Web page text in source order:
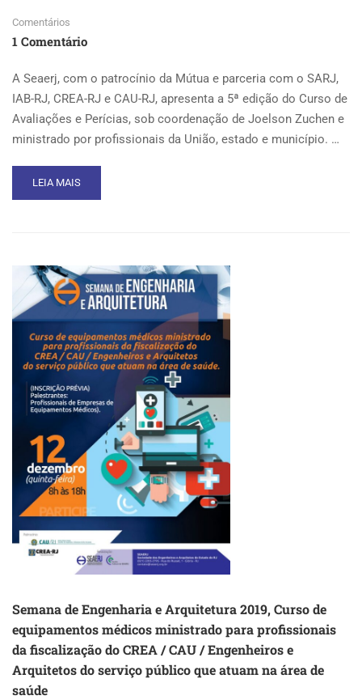
Comentários
1 Comentário
A Seaerj, com o patrocínio da Mútua e parceria com o SARJ,
IAB-RJ, CREA-RJ e CAU-RJ, apresenta a 5ª edição do Curso de
Avaliações e Perícias, sob coordenação de Joelson Zuchen e
ministrado por profissionais da União, estado e município. …
READ
MORE
A
5ª
EDIÇÃO
DO
DE
AVALIAÇÕES
PERÍCIAS
LEIA MAIS
Semana de Engenharia e Arquitetura 2019, Curso de
equipamentos médicos ministrado para profissionais
da fiscalização do CREA / CAU / Engenheiros e
Arquitetos do serviço público que atuam na área de
saúde